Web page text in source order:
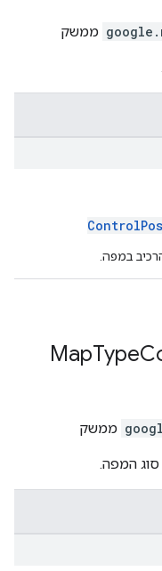
ממשק
במפה.
MapType
ממשק
המפה.